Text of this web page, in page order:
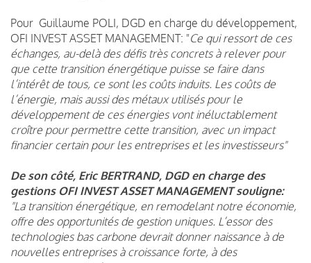
Pour Guillaume POLI, DGD en charge du développement,
OFI INVEST ASSET MANAGEMENT: "Ce qui ressort de ces
échanges, au-delà des défis très concrets à relever pour
que cette transition énergétique puisse se faire dans
l’intérêt de tous, ce sont les coûts induits. Les coûts de
l’énergie, mais aussi des métaux utilisés pour le
développement de ces énergies vont inéluctablement
croître pour permettre cette transition, avec un impact
financier certain pour les entreprises et les investisseurs"
De son côté, Eric BERTRAND, DGD en charge des
gestions OFI INVEST ASSET MANAGEMENT souligne:
"La transition énergétique, en remodelant notre économie,
offre des opportunités de gestion uniques. L’essor des
technologies bas carbone devrait donner naissance à de
nouvelles entreprises à croissance forte, à des